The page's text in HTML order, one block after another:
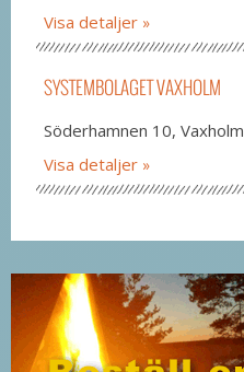
Visa detaljer
SYSTEMBOLAGET VAXHOLM
Söderhamnen 10, Vaxholm
Visa detaljer